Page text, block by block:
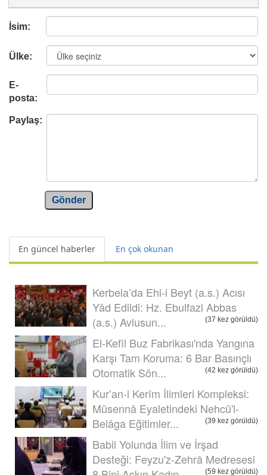
İsim:
Ülke:
E-
posta:
Paylaş:
Gönder
En güncel haberler En çok okunan
Kerbela’da Ehl-i Beyt (a.s.) Acısı
Yâd Edildi: Hz. Ebulfazl Abbas
(a.s.) Avlusun...
(37 kez görüldü)
El-Kefîl Buz Fabrikası'nda Yangına
Karşı Tam Koruma: 6 Bar Basınçlı
Otomatik Sön...
(42 kez görüldü)
Kur’an-i Kerîm İlimleri Kompleksi:
Müsennâ Eyaletindeki Nehcü'l-
Belâga Eğitimler...
(39 kez görüldü)
Babil Yolunda İlim ve İrşad
Desteği: Feyzu'z-Zehrâ Medresesi
(59 kez görüldü)